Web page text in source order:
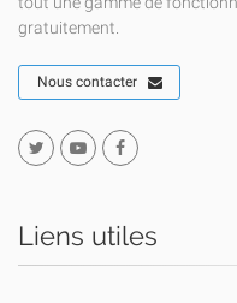
gratuitement.
Nous contacter
Liens utiles